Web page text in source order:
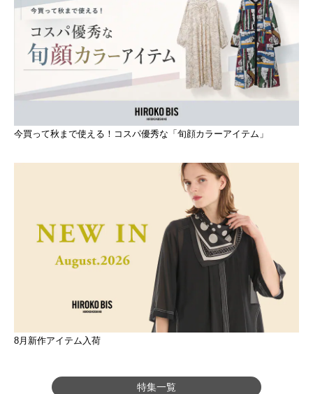
今買って秋まで使える！コスパ優秀な「旬顔カラーアイテム」
8月新作アイテム入荷
特集一覧